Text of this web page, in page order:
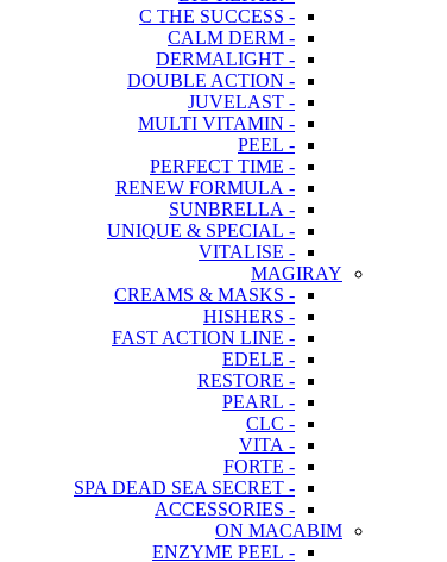
- C THE SUCCESS
- CALM DERM
- DERMALIGHT
- DOUBLE ACTION
- JUVELAST
- MULTI VITAMIN
- PEEL
- PERFECT TIME
- RENEW FORMULA
- SUNBRELLA
- UNIQUE & SPECIAL
- VITALISE
MAGIRAY
- CREAMS & MASKS
- HISHERS
- FAST ACTION LINE
- EDELE
- RESTORE
- PEARL
- CLC
- VITA
- FORTE
- SPA DEAD SEA SECRET
- ACCESSORIES
ON MACABIM
- ENZYME PEEL